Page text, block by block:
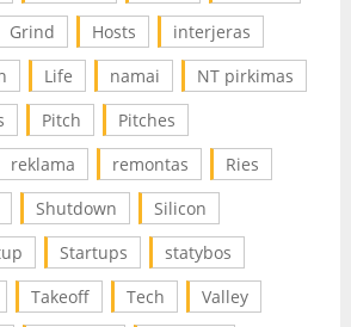
Grind Hosts
interjeras
Life namai
NT pirkimas
Pitch
Pitches
reklama remontas
Ries
Shutdown
Silicon
Startups
statybos
Takeoff Tech Valley